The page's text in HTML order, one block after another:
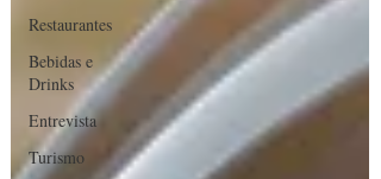
Restaurantes
Bebidas e
Drinks
Entrevista
Turismo